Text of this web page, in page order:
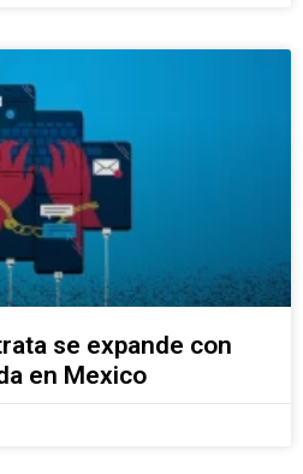
se expande con
en Mexico